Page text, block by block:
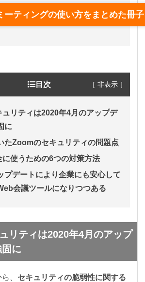
ーティングの使い方をまとめた冊
目次 ［ 非表示 ］
リティは2020年4月のアップデ
に
たZoomのセキュリティの問題点
使うための6つの対策方法
プデートにより企業にも安心して
会議ツールになりつつある
リティは2020年4月のアップ
に
、 セキュリティの脆弱性に関する